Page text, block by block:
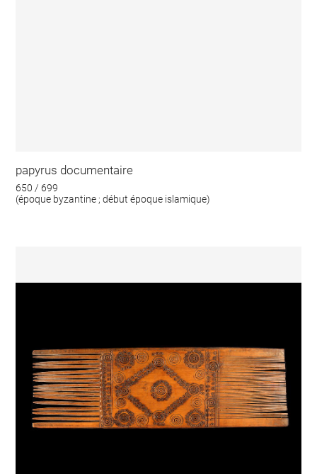
papyrus documentaire
650 / 699
(époque byzantine ; début époque islamique)